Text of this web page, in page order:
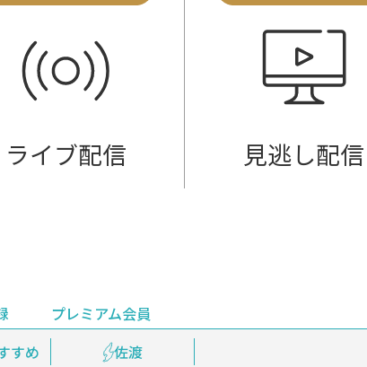
ライブ配信 見逃し配信
すめ 佐渡
鉄道情報
プレミアム会員